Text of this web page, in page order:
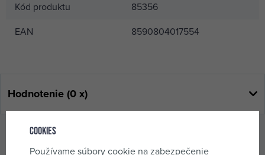
Kód produktu 85356
EAN 8590804017554
Hodnotenie (0 x)
Alternatívne produkty
Cookies
Používame súbory cookie na zabezpečenie